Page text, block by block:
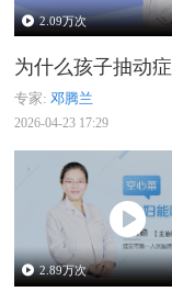
2.09万次
专家: 邓腾兰
2026-04-23 17:29
2.89万次